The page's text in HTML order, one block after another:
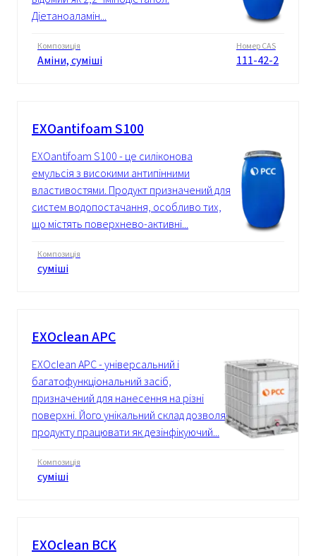
Діетаноаламін...
Композиція
Аміни, суміші
Номер CAS
111-42-2
EXOantifoam S100
EXOantifoam S100 - це силіконова
емульсія з високими антипінними
властивостями. Продукт призначений для
систем водопостачання, особливо тих,
що містять поверхнево-активні...
Композиція
суміші
EXOclean APC
EXOclean APC - універсальний і
багатофункціональний засіб,
призначений для нанесення на різні
поверхні. Його унікальний склад дозволяє
продукту працювати як дезінфікуючий...
Композиція
суміші
EXOclean BCK